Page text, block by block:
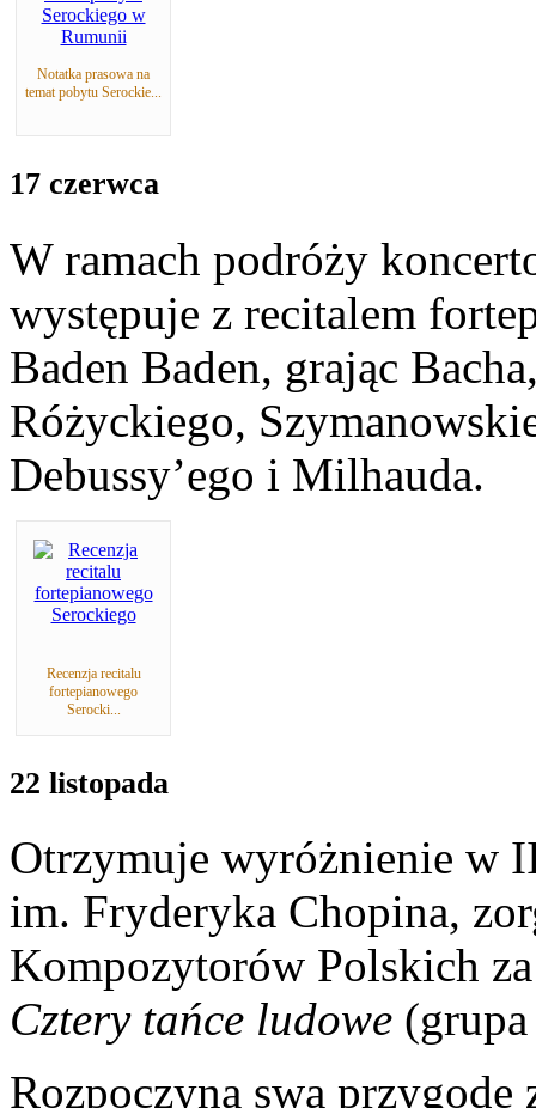
Notatka prasowa na
temat pobytu Serockie...
17 czerwca
W ramach podróży
występuje z recitalem
Baden Baden, grając
Różyckiego,
Debussy’ego i Milhauda.
Recenzja recitalu
fortepianowego
Serocki...
22 listopada
Otrzymuje wyróżnienie w
im. Fryderyka Chopina,
Kompozytorów Polskich
Cztery tańce ludowe
Rozpoczyna swą